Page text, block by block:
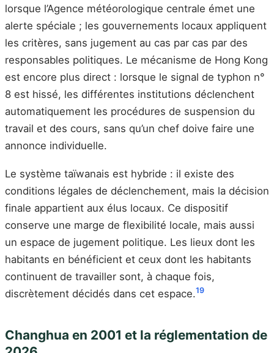
lorsque l’Agence météorologique centrale émet une
alerte spéciale ; les gouvernements locaux appliquent
les critères, sans jugement au cas par cas par des
responsables politiques. Le mécanisme de Hong Kong
est encore plus direct : lorsque le signal de typhon n°
8 est hissé, les différentes institutions déclenchent
automatiquement les procédures de suspension du
travail et des cours, sans qu’un chef doive faire une
annonce individuelle.
Le système taïwanais est hybride : il existe des
conditions légales de déclenchement, mais la décision
finale appartient aux élus locaux. Ce dispositif
conserve une marge de flexibilité locale, mais aussi
un espace de jugement politique. Les lieux dont les
habitants en bénéficient et ceux dont les habitants
continuent de travailler sont, à chaque fois,
discrètement décidés dans cet espace.19
Changhua en 2001 et la réglementation de